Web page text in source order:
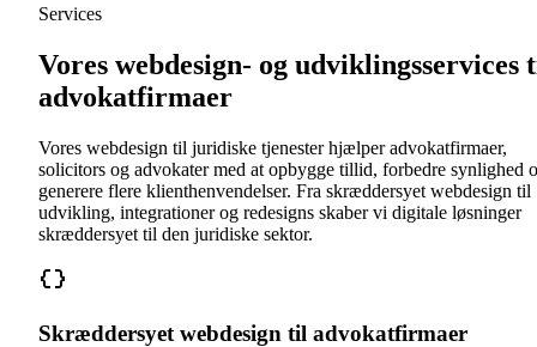
Services
Vores webdesign- og udviklingsservices
advokatfirmaer
Vores webdesign til juridiske tjenester hjælper advokatfirmaer,
solicitors og advokater med at opbygge tillid, forbedre synlighed
generere flere klienthenvendelser. Fra skræddersyet webdesign til
udvikling, integrationer og redesigns skaber vi digitale løsninger
skræddersyet til den juridiske sektor.
Skræddersyet webdesign til advokatfirmaer